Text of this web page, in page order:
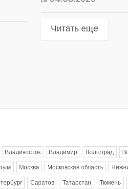
Читать еще
Владивосток Владимир Волгоград
Москва Московская область
Саратов Татарстан Тюмень